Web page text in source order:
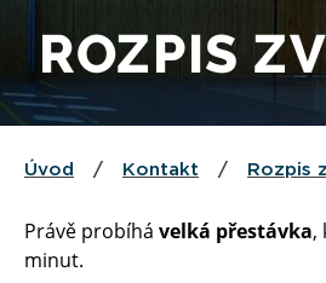
ROZPIS
Úvod / Kontakt / Rozpis
Právě probíhá velká přestávka,
minut.